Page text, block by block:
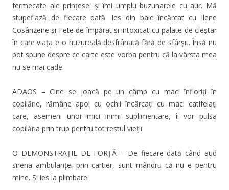
fermecate ale prințesei și îmi umplu buzunarele cu aur. Mă
stupefiază de fiecare dată. Ies din baie încărcat cu Ilene
Cosânzene și Fete de împărat și intoxicat cu palate de cleștar
în care viața e o huzureală desfrânată fără de sfârșit. Însă nu
pot spune despre ce carte este vorba pentru că la vârsta mea
nu se mai cade.
ADAOS – Cine se joacă pe un câmp cu maci înfloriți în
copilărie, rămâne apoi cu ochii încărcați cu maci catifelați
care, asemeni unor mici inimi suplimentare, îi vor pulsa
copilăria prin trup pentru tot restul vieții.
O DEMONSTRAȚIE DE FORȚĂ – De fiecare dată când aud
sirena ambulanței prin cartier, sunt mândru că nu e pentru
mine. Şi ies la plimbare.